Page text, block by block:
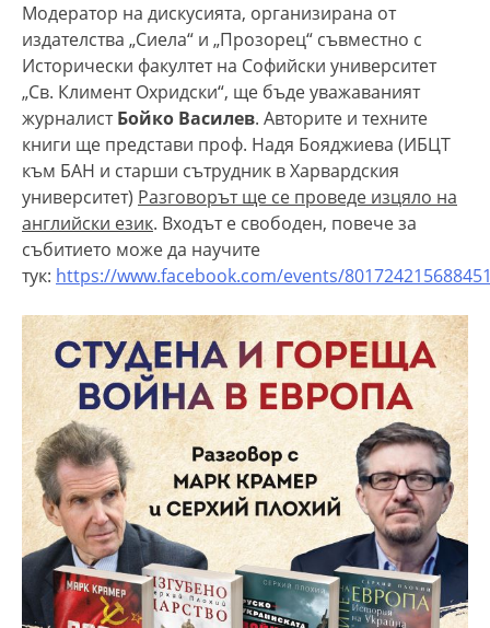
Модератор на дискусията, организирана от
издателства „Сиела“ и „Прозорец“ съвместно с
Исторически факултет на Софийски университет
„Св. Климент Охридски“, ще бъде уважаваният
журналистБойко Василев. Авторите и техните
книги ще представи проф. Надя Бояджиева (ИБЦТ
към БАН и старши сътрудник в Харвардския
университет) Разговорът ще се проведе изцяло на
английски език. Входът е свободен, повече за
събитието може да научите
тук: https://www.facebook.com/events/